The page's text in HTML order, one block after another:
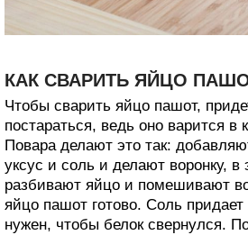
КАК СВАРИТЬ ЯЙЦО
Чтобы сварить яйцо пашот,
постараться, ведь оно варится в
Повара делают это так:
уксус и соль и делают воронку, в
разбивают яйцо и помешивают
яйцо пашот готово. Соль придает
нужен, чтобы белок свернулся.